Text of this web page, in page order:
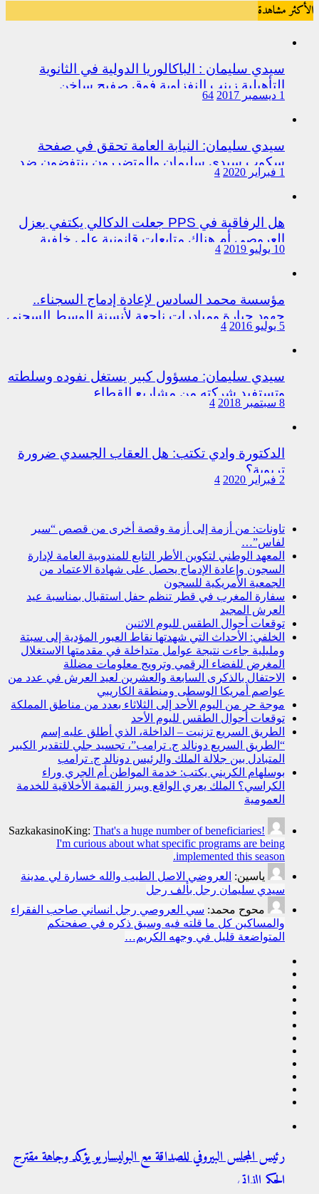
الأكثر مشاهدة
سيدي سليمان : الباكالوريا الدولية في الثانوية
التأهيلية زينب النفزاوية فوق صفيح ساخن
1 ديسمبر 2017 64
سيدي سليمان: النيابة العامة تحقق في صفحة
سكوب سيدي سليمان والمتضررون ينتفضون ضد
المتورطين من رجال الشرطة
1 فبراير 2020 4
هل الرفاقية في PPS جعلت الدكالي يكتفي بعزل
العروصي أم هناك متابعات قانونية على خلفية
اختلالات التسيير بمندوبية سيدي سليمان
10 يوليو 2019 4
مؤسسة محمد السادس لإعادة إدماج السجناء..
جهود جبارة ومبادرات ناجعة لأنسنة الوسط السجني
5 يوليو 2016 4
سيدي سليمان: مسؤول كبير يستغل نفوده وسلطته
وتستفيد شركته من مشاريع القطاع
8 سبتمبر 2018 4
الدكتورة وادي تكتب: هل العقاب الجسدي ضرورة
تربوية؟
2 فبراير 2020 4
تاونات: من أزمة إلى أزمة وقصة أخرى من قصص “سير
لفاس”…
المعهد الوطني لتكوين الأطر التابع للمندوبية العامة لإدارة
السجون وإعادة الإدماج يحصل على شهادة الاعتماد من
الجمعية الأمريكية للسجون
سفارة المغرب في قطر تنظم حفل استقبال بمناسبة عيد
العرش المجيد
توقعات أحوال الطقس لليوم الاثنين
الخلفي: الأحداث التي شهدتها نقاط العبور المؤدية إلى سبتة
ومليلية جاءت نتيجة عوامل متداخلة في مقدمتها الاستغلال
المغرض للفضاء الرقمي وترويج معلومات مضللة
الاحتفال بالذكرى السابعة والعشرين لعيد العرش في عدد من
عواصم أمريكا الوسطى ومنطقة الكاريبي
موجة حر من اليوم الأحد إلى الثلاثاء بعدد من مناطق المملكة
توقعات أحوال الطقس لليوم الأحد
الطريق السريع تزنيت – الداخلة، الذي أطلق عليه إسم
“الطريق السريع دونالد ج. ترامب”، تجسيد جلي للتقدير الكبير
المتبادل بين جلالة الملك والرئيس دونالد ج. ترامب
بوسلهام الكريني يكتب: خدمة المواطن أم الجري وراء
الكراسي؟ الملك يعري الواقع ويبرز القيمة الأخلاقية للخدمة
العمومية
SazkakasinoKing: That's a huge number of beneficiaries!
I'm curious about what specific programs are being
implemented this season.
ياسين: العروضي الاصل الطيب والله خسارة لي مدينة
سيدي سليمان رجل بألف رجل
محوح محمد: سي العروصي رجل انساني صاحب الفقراء
والمساكين كل ما قلته فيه وسبق ذكره في صفحتكم
المتواضعة قليل في وجهه الكريم…
رئيس المجلس البيروفي للصداقة مع البوليساريو يؤكد وجاهة مقترح
الحكم الذاتي